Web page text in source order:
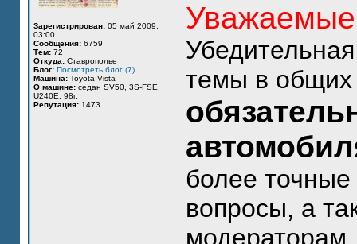
Зарегистрирован: 05 май 2009,
03:00
Сообщения: 6759
Тем: 72
Откуда: Ставрополье
Блог: Посмотреть блог (7)
Машина: Toyota Vista
О машине: седан SV50, 3S-FSE,
U240E, 98г.
Репутация: 1473
Уважаемые
темы в
более
вопросы, а
модераторам.